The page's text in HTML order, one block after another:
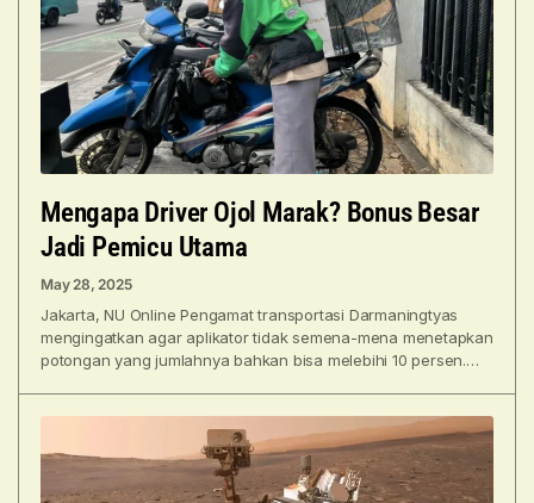
Mengapa Driver Ojol Marak? Bonus Besar
Jadi Pemicu Utama
May 28, 2025
Jakarta, NU Online Pengamat transportasi Darmaningtyas
mengingatkan agar aplikator tidak semena-mena menetapkan
potongan yang jumlahnya bahkan bisa melebihi 10 persen.